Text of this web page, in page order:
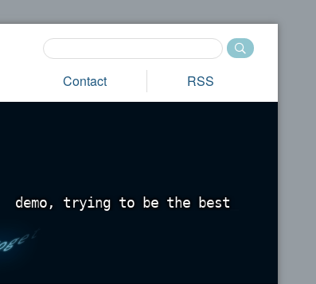
Contact RSS
demo , t rying to be t he best